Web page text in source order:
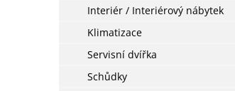
Interiér / Interiérový nábytek
Klimatizace
Servisní dvířka
Schůdky